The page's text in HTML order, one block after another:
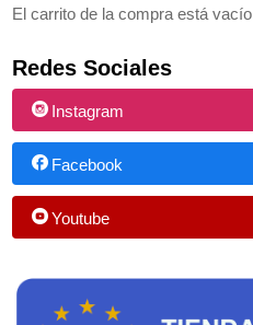
El carrito de la compra está vacío
Redes Sociales
Instagram
Facebook
Youtube